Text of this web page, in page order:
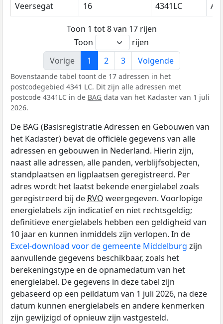
Veersegat
16 4341LC
Toon 1 tot 8 van 17 rijen
Toon
rijen
Vorige
1 2 3 Volgende
Bovenstaande tabel toont de 17 adressen in het
postcodegebied 4341 LC. Dit zijn alle adressen met
postcode 4341LC in de BAG data van het Kadaster van 1 juli
2026.
De BAG (Basisregistratie Adressen en Gebouwen van
het Kadaster) bevat de officiële gegevens van alle
adressen en gebouwen in Nederland. Hierin zijn,
naast alle adressen, alle panden, verblijfsobjecten,
standplaatsen en ligplaatsen geregistreerd. Per
adres wordt het laatst bekende energielabel zoals
geregistreerd bij de RVO weergegeven. Voorlopige
energielabels zijn indicatief en niet rechtsgeldig;
definitieve energielabels hebben een geldigheid van
10 jaar en kunnen inmiddels zijn verlopen. In de
Excel-download voor de gemeente Middelburg zijn
aanvullende gegevens beschikbaar, zoals het
berekeningstype en de opnamedatum van het
energielabel. De gegevens in deze tabel zijn
gebaseerd op een peildatum van 1 juli 2026, na deze
datum kunnen energielabels en andere kenmerken
zijn gewijzigd of opnieuw zijn vastgesteld.